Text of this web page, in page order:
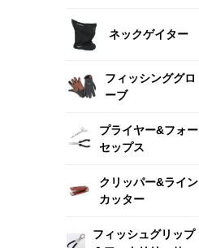
ネックゲイター
フィッシンググロ
ーブ
プライヤー&フォー
セップス
クリッパー&ライン
カッター
フィッシュグリップ